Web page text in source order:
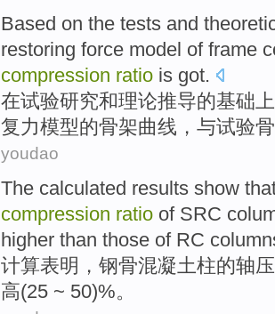
Based on the tests and
restoring force model of frame
compression ratio is got.
在试验研究和理论推导的基础上
复 力模型的骨架曲线 ， 与试验
youdao
The calculated results show
compression ratio of SRC
higher than those of RC
计算表明 ，钢骨混凝土柱的轴压
高(25 ~ 50)%。